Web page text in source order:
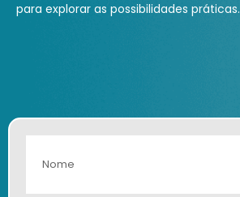
para explorar as possibilidades práticas.